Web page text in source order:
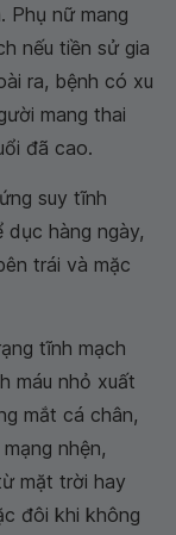
Phụ nữ mang
nếu tiền sử gia
ra, bệnh có xu
mang thai
đã cao.
suy tĩnh
hàng ngày,
trái và mặc
tĩnh mạch
máu nhỏ xuất
mắt cá chân,
nhện,
mặt trời hay
đôi khi không